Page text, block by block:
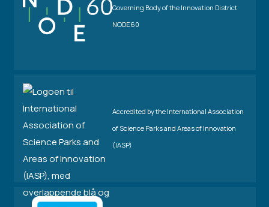
Governing Body of the Innovation District
NODE60
Accredited by the International Association
of Science Parks and Areas of Innovation
(IASP)